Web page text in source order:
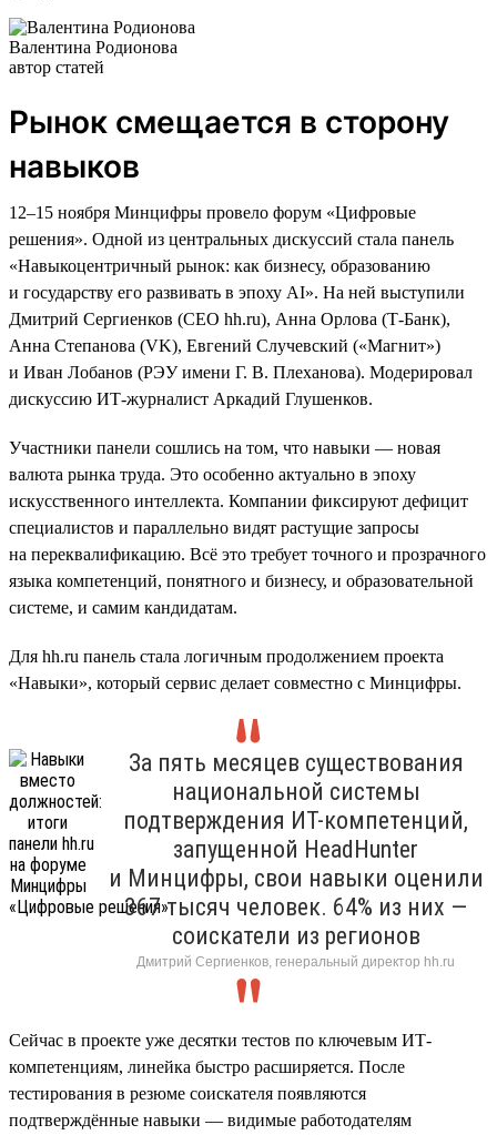
Валентина Родионова
автор статей
Рынок смещается в сторону
навыков
12–15 ноября Минцифры провело форум «Цифровые
решения». Одной из центральных дискуссий стала панель
«Навыкоцентричный рынок: как бизнесу, образованию
и государству его развивать в эпоху AI». На ней выступили
Дмитрий Сергиенков (CEO hh.ru), Анна Орлова (Т-Банк),
Анна Степанова (VK), Евгений Случевский («Магнит»)
и Иван Лобанов (РЭУ имени Г. В. Плеханова). Модерировал
дискуссию ИТ-журналист Аркадий Глушенков.
Участники панели сошлись на том, что навыки — новая
валюта рынка труда. Это особенно актуально в эпоху
искусственного интеллекта. Компании фиксируют дефицит
специалистов и параллельно видят растущие запросы
на переквалификацию. Всё это требует точного и прозрачного
языка компетенций, понятного и бизнесу, и образовательной
системе, и самим кандидатам.
Для hh.ru панель стала логичным продолжением проекта
«Навыки», который сервис делает совместно с Минцифры.
За пять месяцев существования
национальной системы
подтверждения ИТ-компетенций,
запущенной HeadHunter
и Минцифры, свои навыки оценили
367 тысяч человек. 64% из них —
соискатели из регионов
Дмитрий Сергиенков, генеральный директор hh.ru
Сейчас в проекте уже десятки тестов по ключевым ИТ-
компетенциям, линейка быстро расширяется. После
тестирования в резюме соискателя появляются
подтверждённые навыки — видимые работодателям